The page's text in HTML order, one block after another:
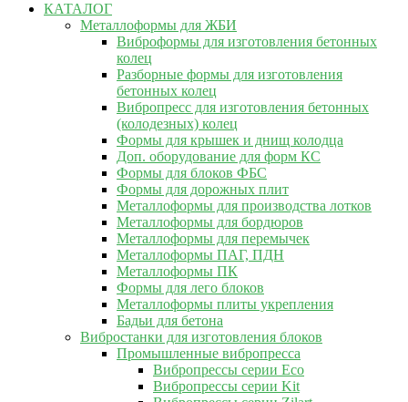
КАТАЛОГ
Металлоформы для ЖБИ
Виброформы для изготовления бетонных
колец
Разборные формы для изготовления
бетонных колец
Вибропресс для изготовления бетонных
(колодезных) колец
Формы для крышек и днищ колодца
Доп. оборудование для форм КС
Формы для блоков ФБС
Формы для дорожных плит
Металлоформы для производства лотков
Металлоформы для бордюров
Металлоформы для перемычек
Металлоформы ПАГ, ПДН
Металлоформы ПК
Формы для лего блоков
Металлоформы плиты укрепления
Бадьи для бетона
Вибростанки для изготовления блоков
Промышленные вибропресса
Вибропрессы серии Eco
Вибропрессы серии Kit